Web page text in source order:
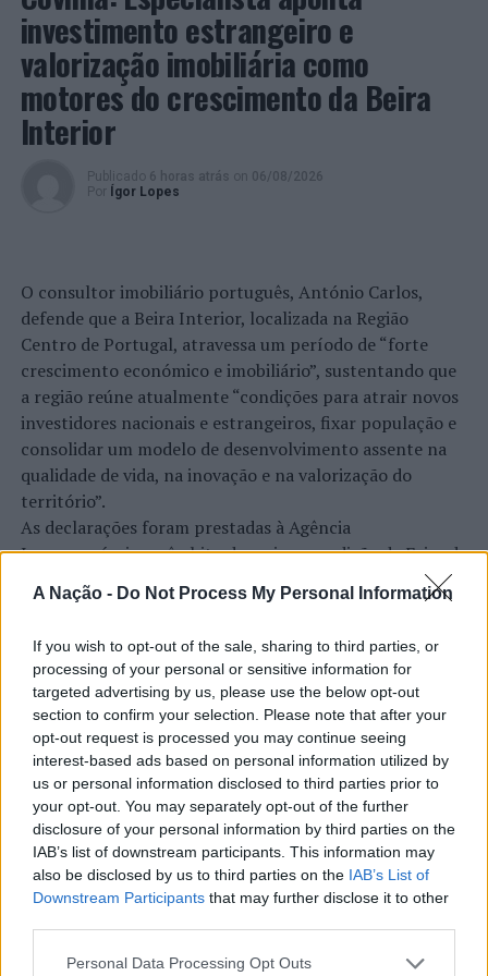
A Nação - Do Not Process My Personal Information
If you wish to opt-out of the sale, sharing to third parties, or
processing of your personal or sensitive information for
targeted advertising by us, please use the below opt-out
section to confirm your selection. Please note that after your
opt-out request is processed you may continue seeing
interest-based ads based on personal information utilized by
us or personal information disclosed to third parties prior to
your opt-out. You may separately opt-out of the further
disclosure of your personal information by third parties on the
IAB’s list of downstream participants. This information may
also be disclosed by us to third parties on the IAB’s List of
Downstream Participants that may further disclose it to other
Personal Data Processing Opt Outs
sinónimo de desigualdade”, refere a trabalhadora.
“Contamos que, nos próximos meses, esta iniciativa
chegue a todas as escolas de 1º ciclo do município”,
refere a Vereadora Sara Coelho, com o pelouro da
educação e ação social.
SistemaBraille
ou total, tivessem acesso à leitura. O sistema é formado
por caracteres em relevo que permitem o entendimento
por meio do tato.
O sistema recebeu essa nomenclatura em homenagem
ao francês Louis Braille, responsável pela criação desse
código para cegos. Ele é utilizado em quase todos os
países do mundo, sendo uma ferramenta fundamental
para a alfabetização das crianças com cegueira.
A 4 de janeiro comemora-se o Dia Mundial doBraille.
consciencializar para a importância da escrita emBraille
pessoas com deficiência visual.
Foto: CML.
TÓPICOS RELACIONADOS: BRAILLE
DESTAQUE
DIA MUNDIAL DO BRAILLE
ENSINO LAGOS
PRÓXIMO
Guimarães: Detenções por furto em interior de
estabelecimento comercial
NÃO PERCA
investimento estrangeiro e
valorização imobiliária como
motores do crescimento da Beira
Interior
Publicado 6 horas atrás on 06/08/2026
Por
Ígor Lopes
O consultor imobiliário português, António Carlos,
defende que a Beira Interior, localizada na Região
Centro de Portugal, atravessa um período de “forte
crescimento económico e imobiliário”, sustentando que
a região reúne atualmente “condições para atrair novos
investidores nacionais e estrangeiros, fixar população e
consolidar um modelo de desenvolvimento assente na
qualidade de vida, na inovação e na valorização do
território”.
As declarações foram prestadas à Agência
Incomparáveis no âmbito de mais uma edição da Feira de
São Tiago, que decorreu entre os dias 16 e 26 de julho,
na Covilhã, sendo considerada um dos mais antigos
e realizada anualmente na “Cidade Neve”, a feira conjuga
tradição, atividade económica, comércio, gastronomia,
animação cultural e divulgação empresarial,
constituindo um dos principais momentos de promoção
do município e da Beira Interior.
Para António Carlos, o crescimento alcançado ao longo
dos últimos anos representa o cumprimento dos
objetivos que traçou quando iniciou o seu percurso no
setor imobiliário. O empresário considera que o
compradores e vendedores, mas também iniciativas
CONTINUAR A LER
ATUALIDADE
Rio de Janeiro: Governo do Estado
propõe parceria com a FUNCEX para
“reforçar inteligência sobre
comércio exterior”
Publicado 7 horas atrás on 06/08/2026
Por Ígor Lopes